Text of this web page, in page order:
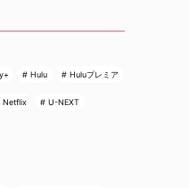
Hulu Huluプレミア
Netflix U-NEXT